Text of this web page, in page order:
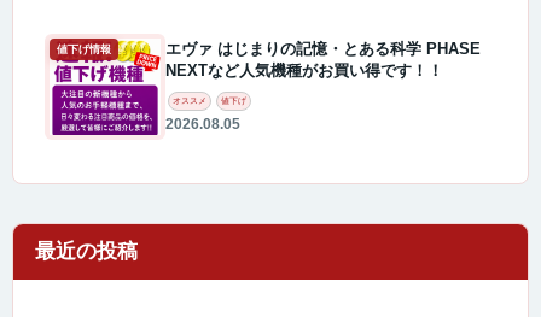
値下げ情報
エヴァ はじまりの記憶・とある科学 PHASE
NEXTなど人気機種がお買い得です！！
オススメ 値下げ
2026.08.05
最近の投稿